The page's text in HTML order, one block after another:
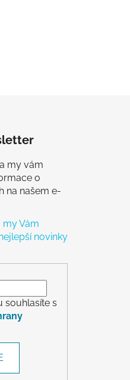
my vám
o
na našem e-
my Vám
novinky
souhlasíte s